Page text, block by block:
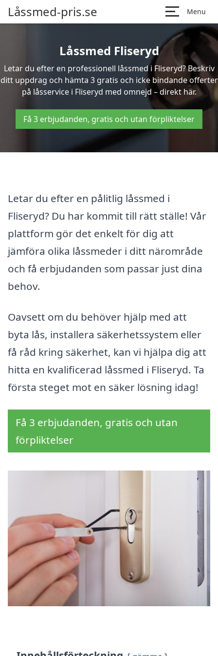
Låssmed-pris.se Menu
Låssmed Fliseryd
Letar du efter en professionell låssmed i Fliseryd? Beskriv
ditt uppdrag och hämta 3 gratis och icke bindande offerter
på låsservice i Fliseryd med omnejd – direkt här.
Få 3 erbjudanden, gratis och utan förpliktelser
Letar du efter en pålitlig låssmed i
Fliseryd? Du har kommit till rätt ställe! Vår
plattform gör det enkelt för dig att
jämföra olika låssmeder i ditt närområde
och få erbjudanden som passar just dina
behov.
Oavsett om du behöver hjälp med att
byta lås, installera säkerhetssystem eller
få råd kring säkerhet, kan vi hjälpa dig att
hitta en kvalificerad låssmed i Fliseryd. Ta
första steget mot en säker lösning idag!
Få 3 erbjudanden, gratis och utan
förpliktelser